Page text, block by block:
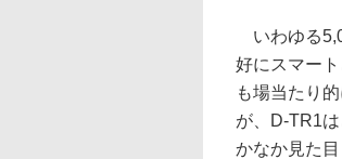
いわゆる
好にスマー
も場当たり
が、D-TR1
かなか見た目